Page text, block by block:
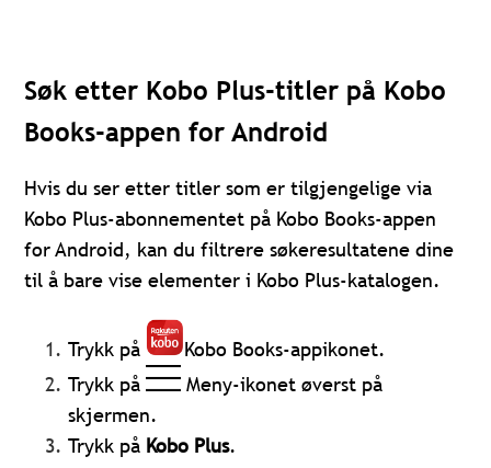
Søk etter Kobo Plus-titler på Kobo
Books-appen for Android
Hvis du ser etter titler som er tilgjengelige via
Kobo Plus-abonnementet på Kobo Books-appen
for Android, kan du filtrere søkeresultatene dine
til å bare vise elementer i Kobo Plus-katalogen.
Trykk på
Kobo Books-appikonet.
Trykk på
Meny-ikonet øverst på
skjermen.
Trykk på Kobo Plus.